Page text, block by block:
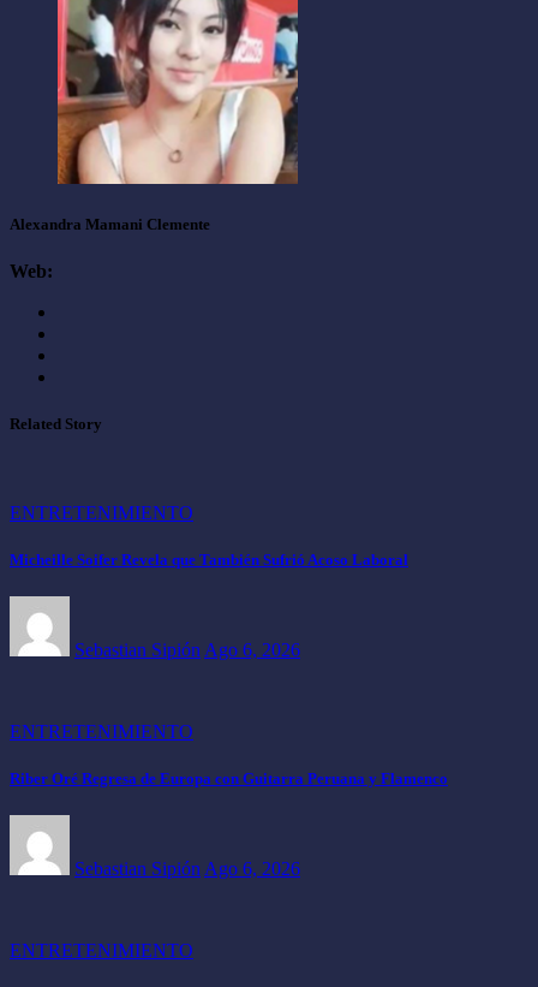
Alexandra Mamani Clemente
Web:
Related Story
ENTRETENIMIENTO
Micheille Soifer Revela que También Sufrió Acoso Laboral
Sebastian Sipión Ago 6, 2026
ENTRETENIMIENTO
Riber Oré Regresa de Europa con Guitarra Peruana y Flamenco
Sebastian Sipión Ago 6, 2026
ENTRETENIMIENTO